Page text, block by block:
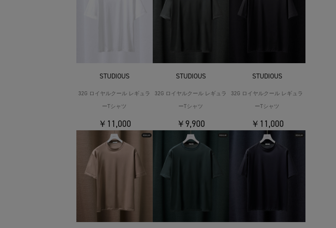
STUDIOUS
32G ロイヤルクール レギュラ
ーTシャツ
￥11,000
STUDIOUS
32G ロイヤルクール レギュラ
ーTシャツ
￥9,900
STUDIOUS
32G ロイヤルクール レギュラ
ーTシャツ
￥11,000